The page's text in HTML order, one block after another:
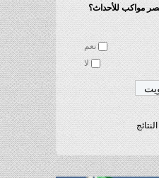
مواكب للأحداث؟
نعم
لا